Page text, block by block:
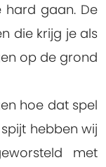
hard gaan. De
die krijg je als
op de grond
hoe dat spel
hebben wij
met